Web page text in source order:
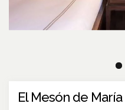
El Mesón de María